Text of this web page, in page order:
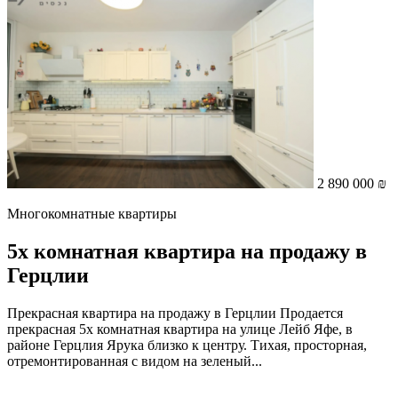
2 890 000 ₪
Многокомнатные квартиры
5х комнатная квартира на продажу в
Герцлии
Прекрасная квартира на продажу в Герцлии Продается
прекрасная 5х комнатная квартира на улице Лейб Яфе, в
районе Герцлия Ярука близко к центру. Тихая, просторная,
отремонтированная с видом на зеленый...